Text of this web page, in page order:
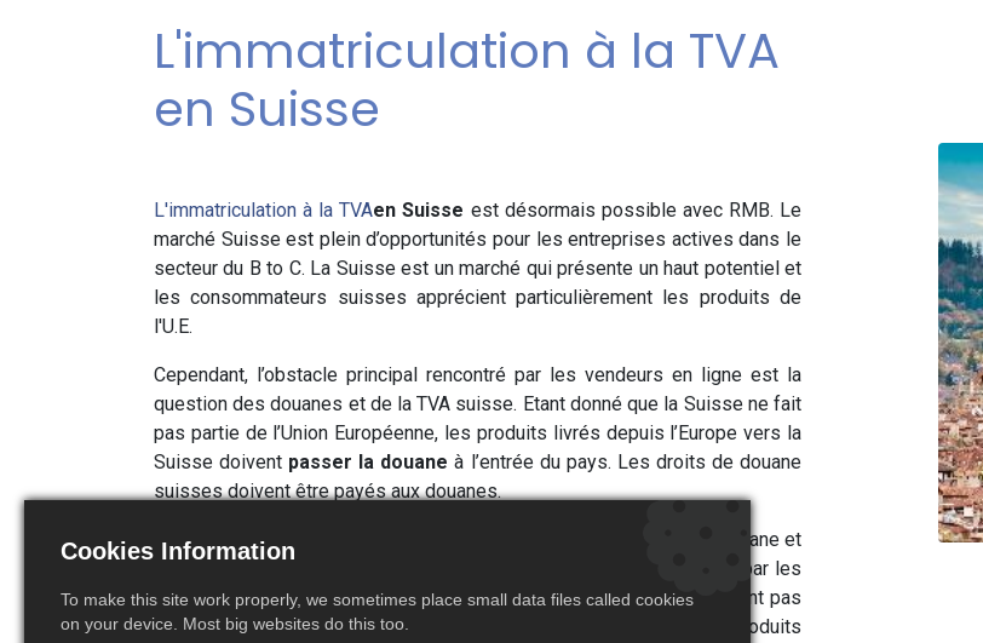
L'immatriculation à la TVA
en Suisse
L'immatriculation à la TVAen Suisse est désormais possible avec RMB. Le
marché Suisse est plein d’opportunités pour les entreprises actives dans le
secteur du B to C. La Suisse est un marché qui présente un haut potentiel et
les consommateurs suisses apprécient particulièrement les produits de
l'U.E.
Cependant, l’obstacle principal rencontré par les vendeurs en ligne est la
question des douanes et de la TVA suisse. Etant donné que la Suisse ne fait
pas partie de l’Union Européenne, les produits livrés depuis l’Europe vers la
Suisse doivent passer la douane à l’entrée du pays. Les droits de douane
suisses doivent être payés aux douanes.
Sans demander d’enregistrement à la TVA en Suisse, les droits de douane et
la TVA sont directement facturés aux clients par La Poste suisse ou par les
sociétés de transport. Il va sans dire que les clients finaux n’apprécient pas
de devoir payer ces frais supplémentaires lors de la réception des produits
Cookies Information
To make this site work properly, we sometimes place small data files called cookies
on your device. Most big websites do this too.